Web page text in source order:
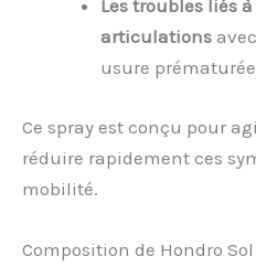
Les troubles liés
articulations
usure
Ce spray est conçu pour
réduire rapidement ces
mobilité.
Composition de Hondro